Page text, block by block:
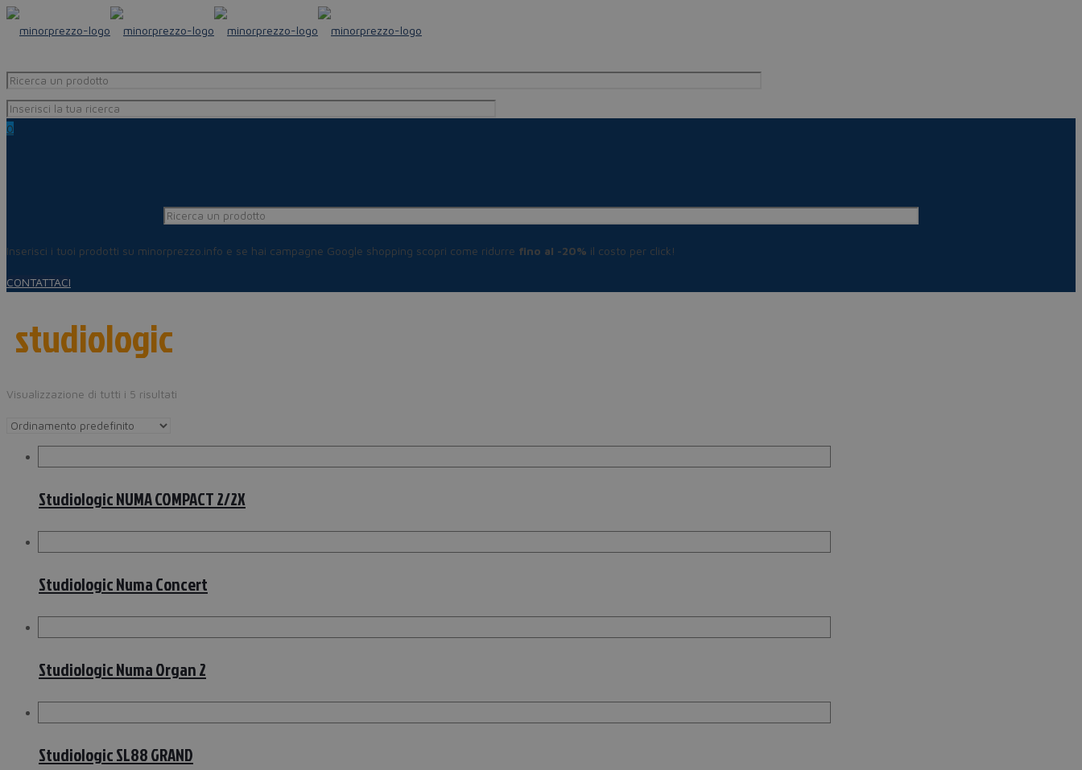
0
Inserisci i tuoi prodotti su minorprezzo.info e se hai campagne Google shopping scopri come ridurre fino al -20% il costo per click!
CONTATTACI
studiologic
Visualizzazione di tutti i 5 risultati
Studiologic NUMA COMPACT 2/2X
Studiologic Numa Concert
Studiologic Numa Organ 2
Studiologic SL88 GRAND